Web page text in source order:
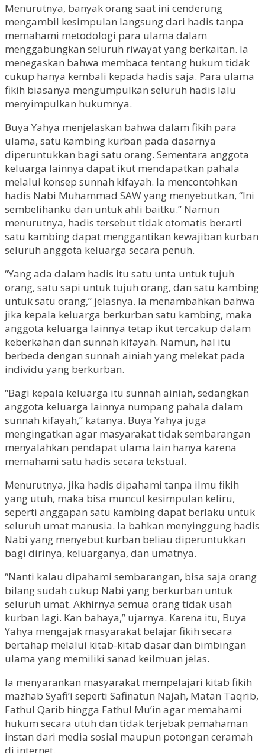
Menurutnya, banyak orang saat ini cenderung
mengambil kesimpulan langsung dari hadis tanpa
memahami metodologi para ulama dalam
menggabungkan seluruh riwayat yang berkaitan. Ia
menegaskan bahwa membaca tentang hukum tidak
cukup hanya kembali kepada hadis saja. Para ulama
fikih biasanya mengumpulkan seluruh hadis lalu
menyimpulkan hukumnya.
Buya Yahya menjelaskan bahwa dalam fikih para
ulama, satu kambing kurban pada dasarnya
diperuntukkan bagi satu orang. Sementara anggota
keluarga lainnya dapat ikut mendapatkan pahala
melalui konsep sunnah kifayah. Ia mencontohkan
hadis Nabi Muhammad SAW yang menyebutkan, “Ini
sembelihanku dan untuk ahli baitku.” Namun
menurutnya, hadis tersebut tidak otomatis berarti
satu kambing dapat menggantikan kewajiban kurban
seluruh anggota keluarga secara penuh.
“Yang ada dalam hadis itu satu unta untuk tujuh
orang, satu sapi untuk tujuh orang, dan satu kambing
untuk satu orang,” jelasnya. Ia menambahkan bahwa
jika kepala keluarga berkurban satu kambing, maka
anggota keluarga lainnya tetap ikut tercakup dalam
keberkahan dan sunnah kifayah. Namun, hal itu
berbeda dengan sunnah ainiah yang melekat pada
individu yang berkurban.
“Bagi kepala keluarga itu sunnah ainiah, sedangkan
anggota keluarga lainnya numpang pahala dalam
sunnah kifayah,” katanya. Buya Yahya juga
mengingatkan agar masyarakat tidak sembarangan
menyalahkan pendapat ulama lain hanya karena
memahami satu hadis secara tekstual.
Menurutnya, jika hadis dipahami tanpa ilmu fikih
yang utuh, maka bisa muncul kesimpulan keliru,
seperti anggapan satu kambing dapat berlaku untuk
seluruh umat manusia. Ia bahkan menyinggung hadis
Nabi yang menyebut kurban beliau diperuntukkan
bagi dirinya, keluarganya, dan umatnya.
“Nanti kalau dipahami sembarangan, bisa saja orang
bilang sudah cukup Nabi yang berkurban untuk
seluruh umat. Akhirnya semua orang tidak usah
kurban lagi. Kan bahaya,” ujarnya. Karena itu, Buya
Yahya mengajak masyarakat belajar fikih secara
bertahap melalui kitab-kitab dasar dan bimbingan
ulama yang memiliki sanad keilmuan jelas.
Ia menyarankan masyarakat mempelajari kitab fikih
mazhab Syafi’i seperti Safinatun Najah, Matan Taqrib,
Fathul Qarib hingga Fathul Mu’in agar memahami
hukum secara utuh dan tidak terjebak pemahaman
instan dari media sosial maupun potongan ceramah
di internet.